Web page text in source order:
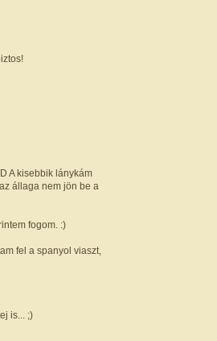
A kisebbik lánykám
állaga nem jön be a
fogom. :)
fel a spanyol viaszt,
is... ;)